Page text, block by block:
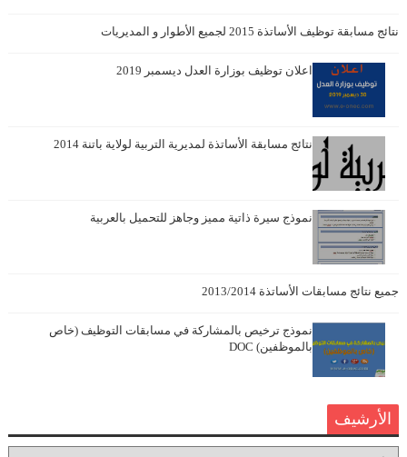
نتائج مسابقة توظيف الأساتذة 2015 لجميع الأطوار و المديريات
اعلان توظيف بوزارة العدل ديسمبر 2019
نتائج مسابقة الأساتذة لمديرية التربية لولاية باتنة 2014
نموذج سيرة ذاتية مميز وجاهز للتحميل بالعربية
جميع نتائج مسابقات الأساتذة 2013/2014
نموذج ترخيص بالمشاركة في مسابقات التوظيف (خاص
بالموظفين) DOC
الأرشيف